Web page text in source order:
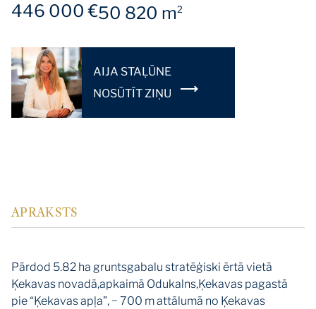
446 000 €50 820 m2
AIJA STAĻŪNE
NOSŪTĪT ZIŅU
APRAKSTS
Pārdod 5.82 ha gruntsgabalu stratēģiski ērtā vietā
Ķekavas novadā,apkaimā Odukalns,Ķekavas pagastā
pie “Ķekavas apļa”, ~ 700 m attālumā no Ķekavas